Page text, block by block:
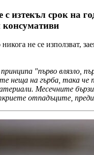
с изтекъл срок на
консумативи
не се използват,
"първо влязло,
неща на гърба, така че
Месечните бързи
отпадъците, преди